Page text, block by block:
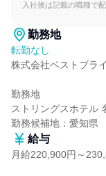
入社後は記載の職種で
勤務地
転勤なし
株式会社ベストブラ
勤務地
ストリングスホテル
勤務候補地：愛知県
給与
月給220,900円～